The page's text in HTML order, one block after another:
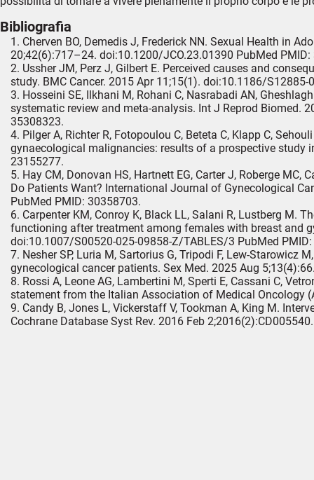
Bibliografia
Cherven BO, Demedis J, Frederick NN. Sexual Health in
20;42(6):717–24. doi:10.1200/JCO.23.01390 PubMed
Ussher JM, Perz J, Gilbert E. Perceived causes and
study. BMC Cancer. 2015 Apr 11;15(1). doi:10.1186/S12885-
Hosseini SE, Ilkhani M, Rohani C, Nasrabadi AN,
systematic review and meta-analysis. Int J Reprod Biomed.
35308323.
Pilger A, Richter R, Fotopoulou C, Beteta C, Klapp C,
gynaecological malignancies: results of a prospective study
23155277.
Hay CM, Donovan HS, Hartnett EG, Carter J, Roberge
Do Patients Want? International Journal of Gynecological
PubMed PMID: 30358703.
Carpenter KM, Conroy K, Black LL, Salani R, Lustberg M.
functioning after treatment among females with breast and
doi:10.1007/S00520-025-09858-Z/TABLES/3 PubMed
Nesher SP, Luria M, Sartorius G, Tripodi F, Lew-
gynecological cancer patients. Sex Med. 2025 Aug
Rossi A, Leone AG, Lambertini M, Sperti E, Cassani C,
statement from the Italian Association of Medical Oncology
Candy B, Jones L, Vickerstaff V, Tookman A, King M.
Cochrane Database Syst Rev. 2016 Feb